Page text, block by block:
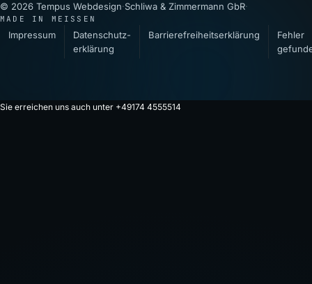
© 2026 Tempus Webdesign·Schliwa & Zimmermann GbR·
MADE IN MEISSEN
Impressum
Datenschutz­
erklärung
Barrierefreiheitserklärung
Fehler
Sie erreichen uns auch unter +49174 4555514